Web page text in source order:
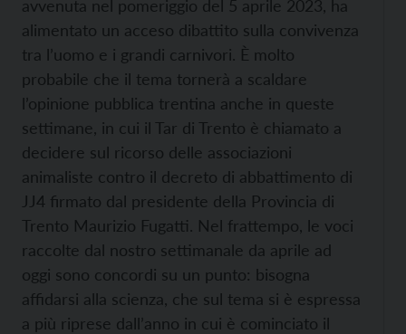
avvenuta nel pomeriggio del 5 aprile 2023, ha
alimentato un acceso dibattito sulla convivenza
tra l’uomo e i grandi carnivori. È molto
probabile che il tema tornerà a scaldare
l’opinione pubblica trentina anche in queste
settimane, in cui il Tar di Trento è chiamato a
decidere sul ricorso delle associazioni
animaliste contro il decreto di abbattimento di
JJ4 firmato dal presidente della Provincia di
Trento Maurizio Fugatti. Nel frattempo, le voci
raccolte dal nostro settimanale da aprile ad
oggi sono concordi su un punto: bisogna
affidarsi alla scienza, che sul tema si è espressa
a più riprese dall’anno in cui è cominciato il